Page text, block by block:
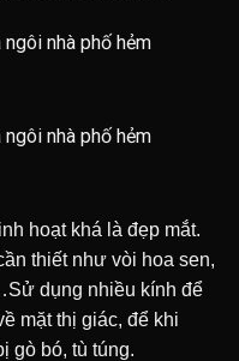
hoạt khá là đẹp mắt.
thiết như vòi hoa sen,
dụng nhiều kính để
mặt thị giác, để khi
gò bó, tù túng.